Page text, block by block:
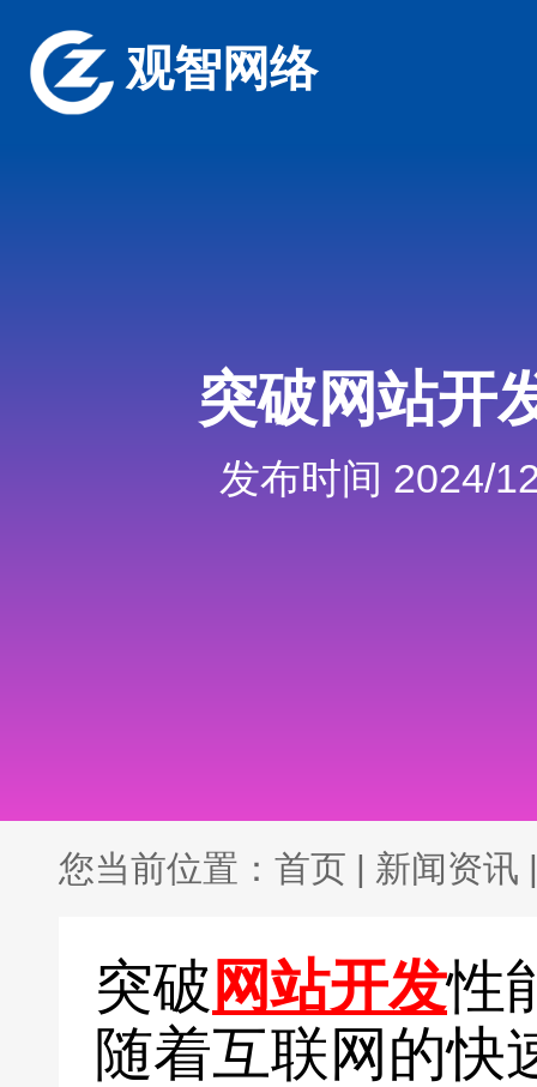
观智网络
突破网站开
发布时间 2024/
您当前位置： 首页 | 新闻资讯 |
突破 网站开发性
随着互联网的快